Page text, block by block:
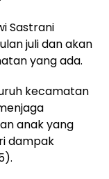
Sastrani
juli dan akan
yang ada.
kecamatan
anak yang
dampak